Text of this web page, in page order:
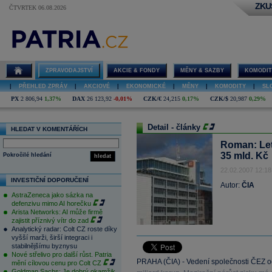
ČTVRTEK 06.08.2026
ZPRAVODAJSTVÍ AKCIE & FONDY MĚNY & SAZBY
PŘEHLED ZPRÁV AKCIOVÉ EKONOMICKÉ MĚNY KOMODITY
PX 2 806,94 1,37% DAX 26 123,92 -0,01% CZK/€ 24,215 0,17% CZK/$ 20,987 0,29%
HLEDAT V KOMENTÁŘÍCH
hledat
Pokročilé hledání
INVESTIČNÍ DOPORUČENÍ
AstraZeneca jako sázka na
defenzivu mimo AI horečku
Arista Networks: AI může firmě
zajistit příznivý vítr do zad
Analytický radar: Colt CZ roste díky
vyšší marži, širší integraci i
stabilnějšímu byznysu
Nové střelivo pro další růst. Patria
mění cílovou cenu pro Colt CZ
Detail - články
Roman:
35 mld. Kč
22.02.2007 12:18
Autor: ČIA
PRAHA (ČIA) - Vedení společnosti ČEZ